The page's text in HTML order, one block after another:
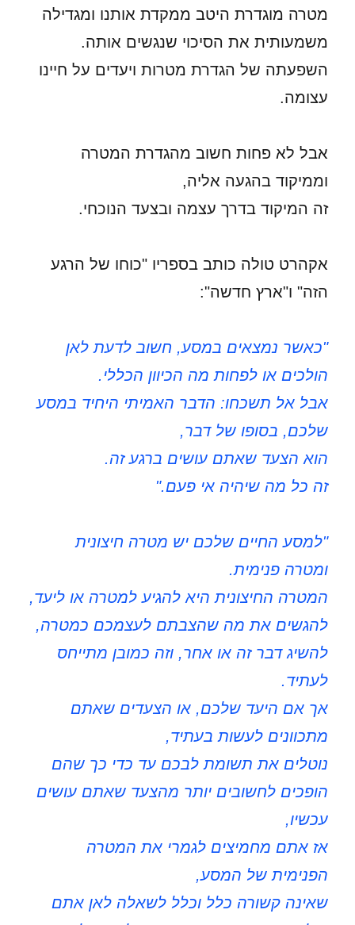
מטרה מוגדרת היטב ממקדת אותנו ומגדילה
משמעותית את הסיכוי שנגשים אותה.
השפעתה של הגדרת מטרות ויעדים על חיינו
עצומה.
אבל לא פחות חשוב מהגדרת המטרה
וממיקוד בהגעה אליה,
זה המיקוד בדרך עצמה ובצעד הנוכחי.
אקהרט טולה כותב בספריו "כוחו של הרגע
הזה" ו"ארץ חדשה":
"כאשר נמצאים במסע, חשוב לדעת לאן
הולכים או לפחות מה הכיוון הכללי.
אבל אל תשכחו: הדבר האמיתי היחיד במסע
שלכם, בסופו של דבר,
הוא הצעד שאתם עושים ברגע זה.
זה כל מה שיהיה אי פעם."
"למסע החיים שלכם יש מטרה חיצונית
ומטרה פנימית.
המטרה החיצונית היא להגיע למטרה או ליעד,
להגשים את מה שהצבתם לעצמכם כמטרה,
להשיג דבר זה או אחר, וזה כמובן מתייחס
לעתיד.
אך אם היעד שלכם, או הצעדים שאתם
מתכוונים לעשות בעתיד,
נוטלים את תשומת לבכם עד כדי כך שהם
הופכים לחשובים יותר מהצעד שאתם עושים
עכשיו,
אז אתם מחמיצים לגמרי את המטרה
הפנימית של המסע,
שאינה קשורה כלל וכלל לשאלה לאן אתם